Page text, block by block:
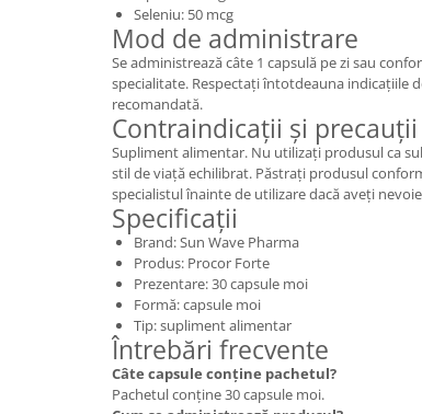
Seleniu: 50 mcg
Mod de administrare
Se administrează câte 1 capsulă pe zi sau
specialitate. Respectați întotdeauna indicațiile
recomandată.
Contraindicații și precauții
Supliment alimentar. Nu utilizați produsul ca
stil de viață echilibrat. Păstrați produsul
specialistul înainte de utilizare dacă aveți
Specificații
Brand: Sun Wave Pharma
Produs: Procor Forte
Prezentare: 30 capsule moi
Formă: capsule moi
Tip: supliment alimentar
Întrebări frecvente
Câte capsule conține pachetul?
Pachetul conține 30 capsule moi.